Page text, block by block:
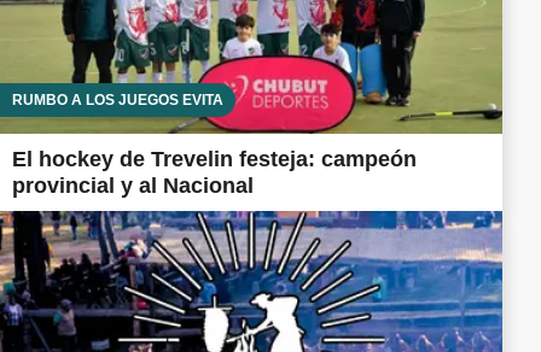
RUMBO A LOS JUEGOS EVITA
El hockey de Trevelin festeja: campeón
provincial y al Nacional